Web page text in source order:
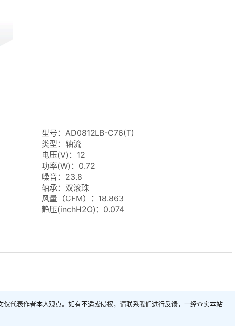
型号：AD0812LB-C76(T)
类型：轴流
电压(V)：12
功率(W)：0.72
噪音：23.8
轴承：双滚珠
风量（CFM）：18.863
静压(inchH2O)：0.074
代表作者本人观点。如有不适或侵权，请联系我们进行反馈，一经查实本站